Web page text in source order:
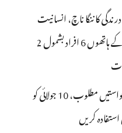
کا ننگا ناچ، انسانیت
شرمسار ، پو کسو کیس کے ملزم راجکمار کے ہاتھوں 6 افراد بشمول 2
اپولو فارمیسی میں ملازمتوں کے لیے درخواستیں مطلوب، 10 جولائی کو
کریں